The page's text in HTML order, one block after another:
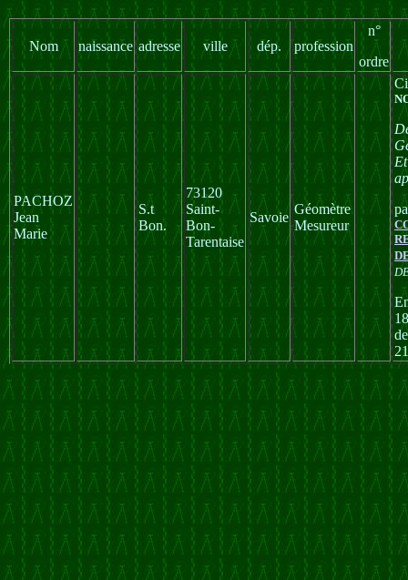
Nom naissance adresse ville dép. profession
n°
ordre
PACHOZ
Jean
Marie
S.t
Bon.
73120
Saint-
Bon-
Tarentaise
Savoie
Géomètre
Mesureur